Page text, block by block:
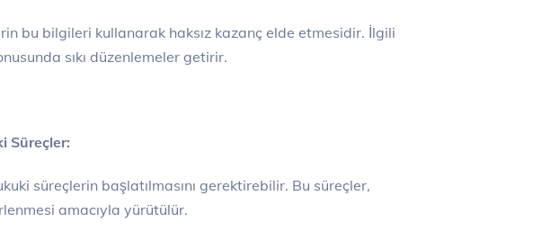
bu bilgileri kullanarak haksız kazanç elde etmesidir. İlgili
sıkı düzenlemeler getirir.
Süreçler:
süreçlerin başlatılmasını gerektirebilir. Bu süreçler,
amacıyla yürütülür.